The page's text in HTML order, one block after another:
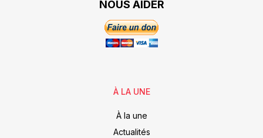
NOUS AIDER
À LA UNE
À la une
Actualités